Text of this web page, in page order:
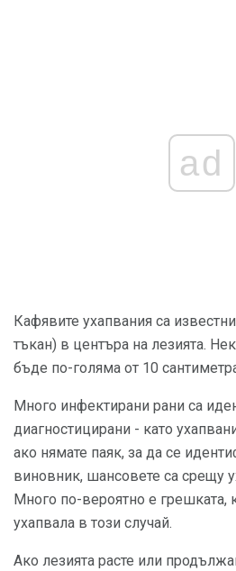
ad
Кафявите ухапвания са
тъкан) в центъра на лезията.
бъде по-голяма от 10
Много инфектирани рани са
диагностицирани - като
ако нямате паяк, за да се
виновник, шансовете са срещу
Много по-вероятно е грешката,
ухапвала в този случай.
Ако лезията расте или